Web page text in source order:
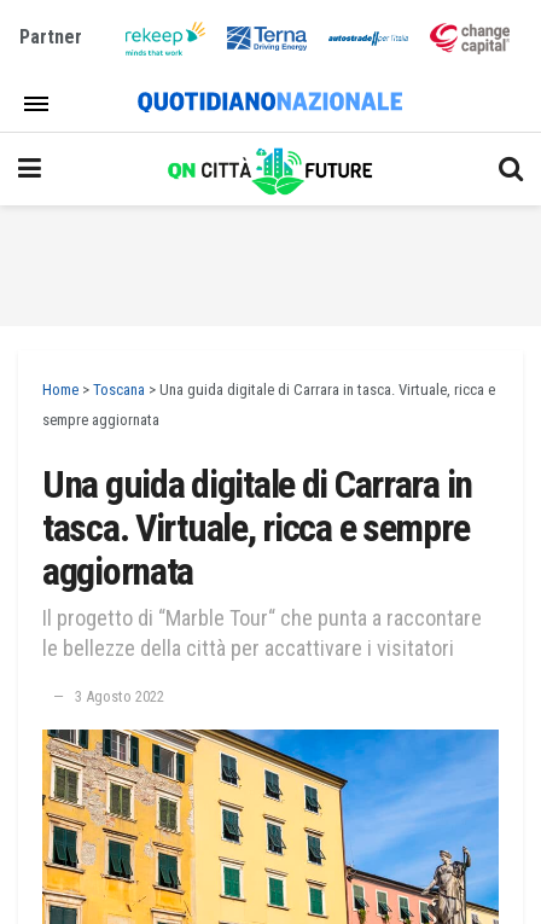
Partner
Home > Toscana > Una guida digitale di Carrara in tasca. Virtuale, ricca e
sempre aggiornata
Una guida digitale di Carrara in
tasca. Virtuale, ricca e sempre
aggiornata
Il progetto di “Marble Tour“ che punta a raccontare
le bellezze della città per accattivare i visitatori
3 Agosto 2022